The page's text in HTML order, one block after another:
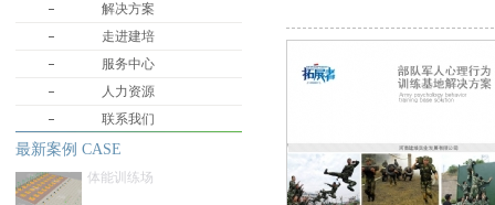
解决方案
走进建培
服务中心
人力资源
联系我们
最新案例 CASE
体能训练场